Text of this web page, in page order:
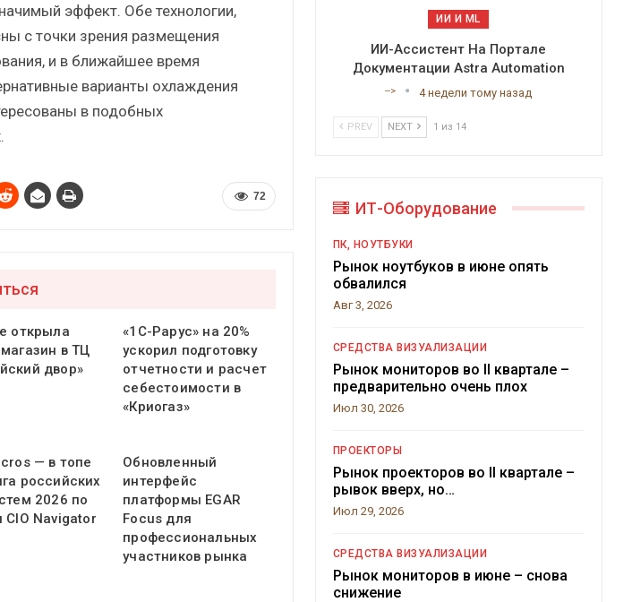
эффект. Обе технологии,
с точки зрения размещения
и в ближайшее время
варианты охлаждения
в подобных
72
открыла
в ТЦ
двор»
«1С-Рарус» на 20%
ускорил подготовку
отчетности и расчет
себестоимости в
«Криогаз»
— в топе
российских
2026 по
CIO Navigator
Обновленный
интерфейс
платформы EGAR
Focus для
профессиональных
участников рынка
ИИ И ML
ИИ-Ассистент На Портале
Документации Astra Automation
--> 4 недели тому назад
PREV NEXT 1 из 14
ИТ-Оборудование
ПК, НОУТБУКИ
Рынок ноутбуков в июне опять
обвалился
Авг 3, 2026
СРЕДСТВА ВИЗУАЛИЗАЦИИ
Рынок мониторов во II квартале –
предварительно очень плох
Июл 30, 2026
ПРОЕКТОРЫ
Рынок проекторов во II квартале –
рывок вверх, но…
Июл 29, 2026
СРЕДСТВА ВИЗУАЛИЗАЦИИ
Рынок мониторов в июне – снова
снижение